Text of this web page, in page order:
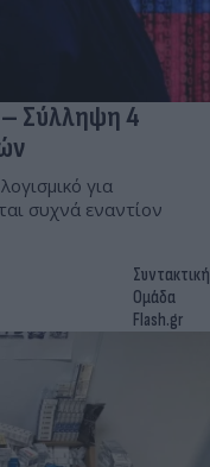
– Σύλληψη 4
για
συχνά εναντίον
Συντακτική
Ομάδα
Flash.gr